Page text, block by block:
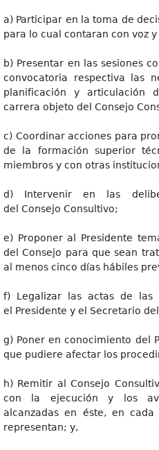
a) Participar en la toma de
para lo cual contaran con voz y
b) Presentar en las sesiones
convocatoria respectiva las
planificación y articulación
carrera objeto del Consejo
c) Coordinar acciones para
de la formación superior
miembros y con otras
d) Intervenir en las
del Consejo Consultivo;
e) Proponer al Presidente
del Consejo para que sean
al menos cinco días hábiles
f) Legalizar las actas de las
el Presidente y el Secretario
g) Poner en conocimiento del
que pudiere afectar los
h) Remitir al Consejo
con la ejecución y los
alcanzadas en éste, en
representan; y,